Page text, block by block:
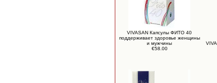
VIVASAN Капсулы ФИТО 40
поддерживает здоровье женщины
и мужчины
€58.00